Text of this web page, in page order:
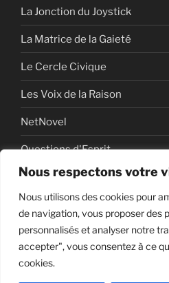
Nous respectons votre
Nous utilisons des cookies pour
de navigation, vous proposer des
personnalisés et analyser notre
accepter", vous consentez à ce
cookies.
La Jonction du Joystick
La Matrice de la Gaieté
Le Cercle Civique
Les Voix de la Raison
NetNovel
Questions d'Esprit
Série
Série vidéo